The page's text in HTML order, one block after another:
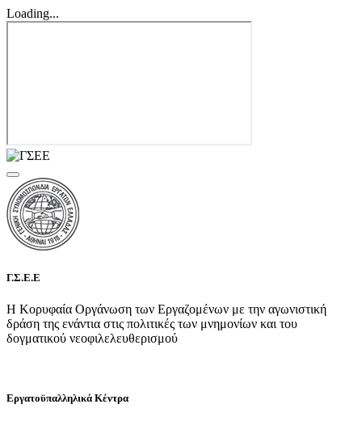
Loading...
Γ.Σ.Ε.Ε
Η Κορυφαία Οργάνωση των Εργαζομένων με την αγωνιστική
δράση της ενάντια στις πολιτικές των μνημονίων και του
δογματικού νεοφιλελευθερισμού
Εργατοϋπαλληλικά Κέντρα